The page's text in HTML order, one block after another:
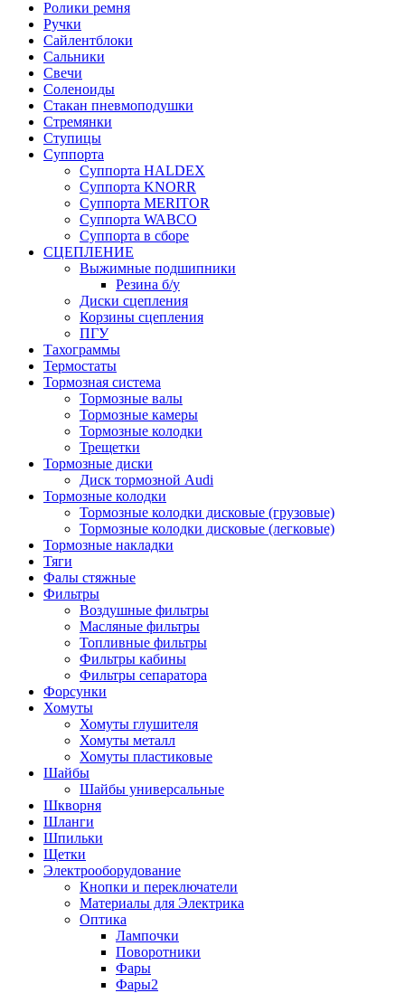
Ролики ремня
Ручки
Сайлентблоки
Сальники
Свечи
Соленоиды
Стакан пневмоподушки
Стремянки
Ступицы
Суппорта
Суппорта HALDEX
Суппорта KNORR
Суппорта MERITOR
Суппорта WABCO
Суппорта в сборе
СЦЕПЛЕНИЕ
Выжимные подшипники
Резина б/у
Диски сцепления
Корзины сцепления
ПГУ
Тахограммы
Термостаты
Тормозная система
Тормозные валы
Тормозные камеры
Тормозные колодки
Трещетки
Тормозные диски
Диск тормозной Audi
Тормозные колодки
Тормозные колодки дисковые (грузовые)
Тормозные колодки дисковые (легковые)
Тормозные накладки
Тяги
Фалы стяжные
Фильтры
Воздушные фильтры
Масляные фильтры
Топливные фильтры
Фильтры кабины
Фильтры сепаратора
Форсунки
Хомуты
Хомуты глушителя
Хомуты металл
Хомуты пластиковые
Шайбы
Шайбы универсальные
Шкворня
Шланги
Шпильки
Щетки
Электрооборудование
Кнопки и переключатели
Материалы для Электрика
Оптика
Лампочки
Поворотники
Фары
Фары2